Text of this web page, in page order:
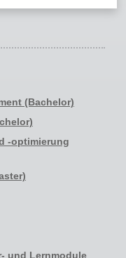
(Bachelor)
-optimierung
und Lernmodule